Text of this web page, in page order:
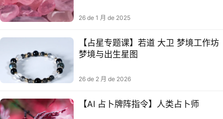
26 de 1 月 de 2025
【占星专题课】若道 大卫 梦境工作坊
梦境与出生星图
26 de 2 月 de 2026
【AI 占卜牌阵指令】人类占卜师